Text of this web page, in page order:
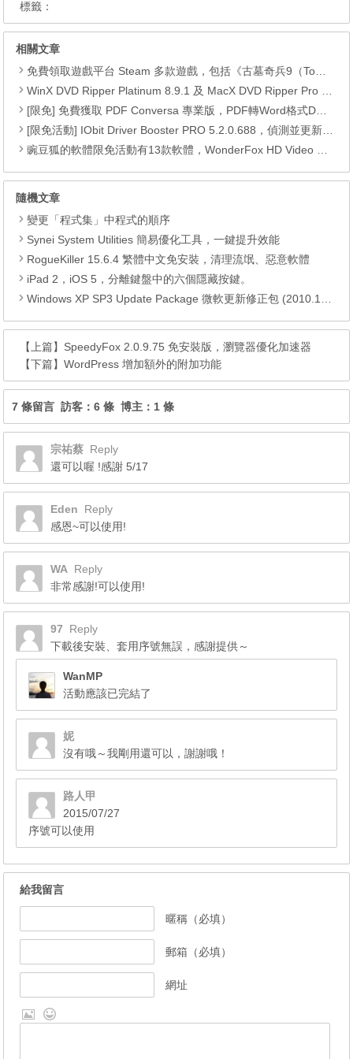
標籤：
相關文章
免費領取遊戲平台 Steam 多款遊戲，包括《古墓奇兵9（Tomb Raider）》、《古墓奇兵：歐西里斯神殿 LARA CROFT AND THE TEMPLE OF OSIRIS™》、《Deiland》、《Headsnatchers》、《Drawful 2》和《GOAT OF DUTY》。
WinX DVD Ripper Platinum 8.9.1 及 MacX DVD Ripper Pro 6.2.1 限免活動
[限免] 免費獲取 PDF Conversa 專業版，PDF轉Word格式DOC或Word轉換成PDF
[限免活動] IObit Driver Booster PRO 5.2.0.688，偵測並更新最新驅動程式，可以自動更新驅動程式
豌豆狐的軟體限免活動有13款軟體，WonderFox HD Video Converter Factory Pro、 Watermark Software、WiseCare 365 Pro、Seed4.Me VPN、WinToFlash Professional、RightNote Standard、ONLYOFFICE Cloud Office、Epubor Ultimate、Folder Marker Home 、Clipà.Vu、Preloaders、Animiz Professional 以及 DoYourData Uninstaller Pro。
隨機文章
變更「程式集」中程式的順序
Synei System Utilities 簡易優化工具，一鍵提升效能
RogueKiller 15.6.4 繁體中文免安裝，清理流氓、惡意軟體
iPad 2，iOS 5，分離鍵盤中的六個隱藏按鍵。
Windows XP SP3 Update Package 微軟更新修正包 (2010.11月份)
【上篇】 SpeedyFox 2.0.9.75 免安裝版，瀏覽器優化加速器
【下篇】WordPress 增加額外的附加功能
7 條留言 訪客：6 條 博主：1 條
宗祐蔡 Reply
還可以喔 !感謝 5/17
Eden
Reply
感恩~可以使用!
WA
Reply
非常感謝!可以使用!
97
Reply
下載後安裝、套用序號無誤，感謝提供～
WanMP
活動應該已完結了
妮
沒有哦～我剛用還可以，謝謝哦！
路人甲
2015/07/27
序號可以使用
給我留言
暱稱（必填）
郵箱（必填）
網址